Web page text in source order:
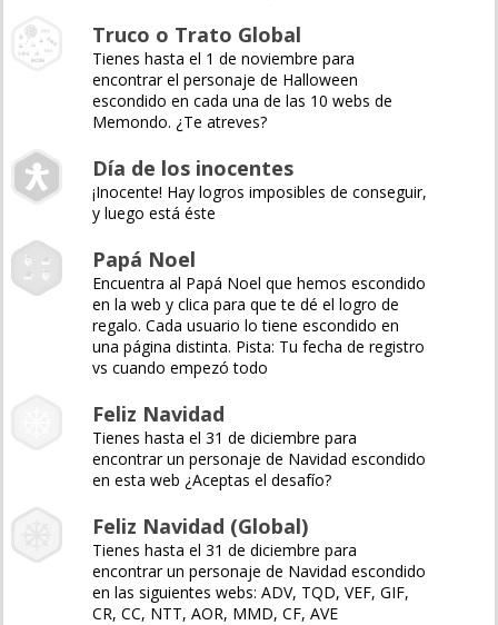
Truco o Trato Global
Tienes hasta el 1 de noviembre para
encontrar el personaje de Halloween
escondido en cada una de las 10 webs de
Memondo. ¿Te atreves?
Día de los inocentes
¡Inocente! Hay logros imposibles de conseguir,
y luego está éste
Papá Noel
Encuentra al Papá Noel que hemos escondido
en la web y clica para que te dé el logro de
regalo. Cada usuario lo tiene escondido en
una página distinta. Pista: Tu fecha de registro
vs cuando empezó todo
Feliz Navidad
Tienes hasta el 31 de diciembre para
encontrar un personaje de Navidad escondido
en esta web ¿Aceptas el desafío?
Feliz Navidad (Global)
Tienes hasta el 31 de diciembre para
encontrar un personaje de Navidad escondido
en las siguientes webs: ADV, TQD, VEF, GIF,
CR, CC, NTT, AOR, MMD, CF, AVE